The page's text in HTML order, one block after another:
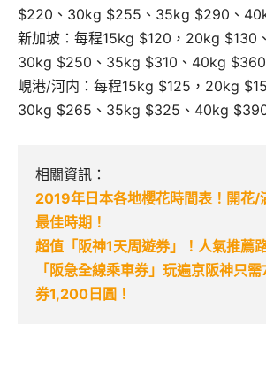
$220、30kg $255、35kg $290、
新加坡：每程15kg $120，20kg $130
30kg $250、35kg $310、40kg $360
峴港/河内：每程15kg $125，20kg
30kg $265、35kg $325、40kg
相關資訊 ：
2019年日本各地櫻花時間表！開花/
最佳時期！
超值「阪神1天周遊券」！人氣推薦
「阪急全線乘車券」玩遍京阪神只
券1,200日圓！